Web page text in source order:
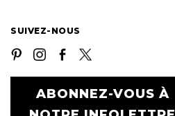
SUIVEZ-NOUS
ABONNEZ-VOUS À